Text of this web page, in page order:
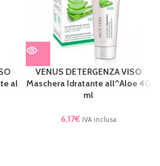
al
VENUS DETERGENZA VISO
Maschera Idratante all^Aloe 40
ml
6,17€ IVA inclusa